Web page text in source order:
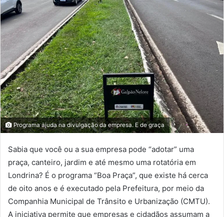
Programa ajuda na divulgação da empresa. E de graça
Sabia que você ou a sua empresa pode “adotar” uma
praça, canteiro, jardim e até mesmo uma rotatória em
Londrina? É o programa “Boa Praça”, que existe há cerca
de oito anos e é executado pela Prefeitura, por meio da
Companhia Municipal de Trânsito e Urbanização (CMTU).
A iniciativa permite que empresas e cidadãos assumam a